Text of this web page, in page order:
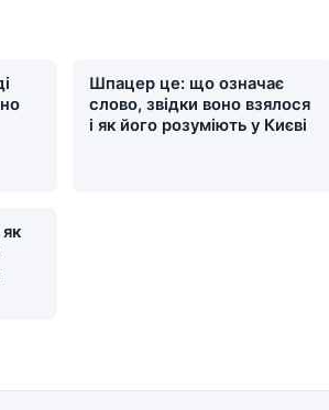
Шпацер це: що означає
слово, звідки воно взялося
і як його розуміють у Києві